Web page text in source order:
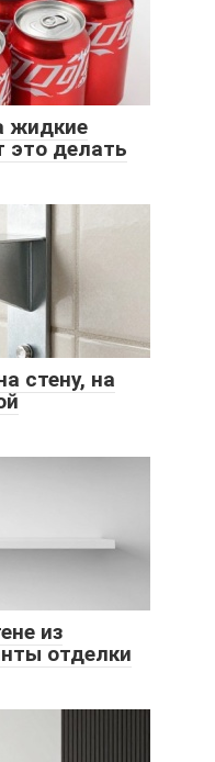
жидкие
это делать
стену, на
из
отделки